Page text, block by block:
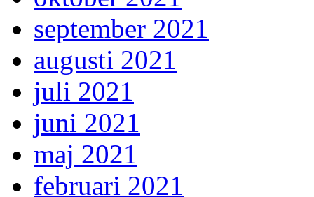
september 2021
augusti 2021
juli 2021
juni 2021
maj 2021
februari 2021